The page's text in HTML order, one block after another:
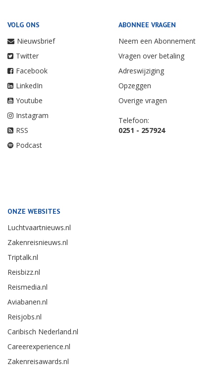
VOLG ONS
Nieuwsbrief
Twitter
Facebook
LinkedIn
Youtube
Instagram
RSS
Podcast
ABONNEE VRAGEN
Neem een Abonnement
Vragen over betaling
Adreswijziging
Opzeggen
Overige vragen
Telefoon:
0251 - 257924
ONZE WEBSITES
Luchtvaartnieuws.nl
Zakenreisnieuws.nl
Triptalk.nl
Reisbizz.nl
Reismedia.nl
Aviabanen.nl
Reisjobs.nl
Caribisch Nederland.nl
Careerexperience.nl
Zakenreisawards.nl